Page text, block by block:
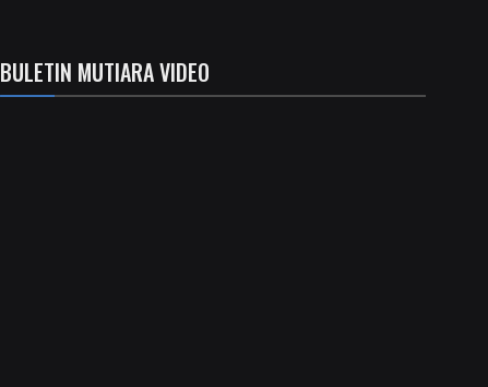
BULETIN MUTIARA VIDEO